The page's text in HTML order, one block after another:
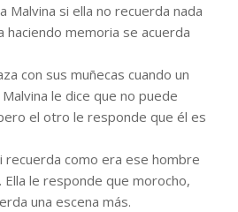
Malvina si ella no recuerda nada
haciendo memoria se acuerda
con sus muñecas cuando un
le dice que no puede
el otro le responde que él es
recuerda como era ese hombre
Ella le responde que morocho,
una escena más.